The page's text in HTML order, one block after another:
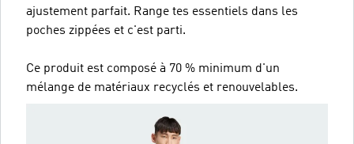
ajustement parfait. Range tes essentiels dans les
poches zippées et c'est parti.
Ce produit est composé à 70 % minimum d'un
mélange de matériaux recyclés et renouvelables.